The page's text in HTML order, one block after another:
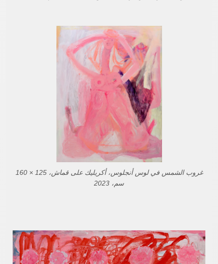
غروب الشمس في لوس أنجلوس، أكريليك على قماش، 125 × 160
سم، 2023